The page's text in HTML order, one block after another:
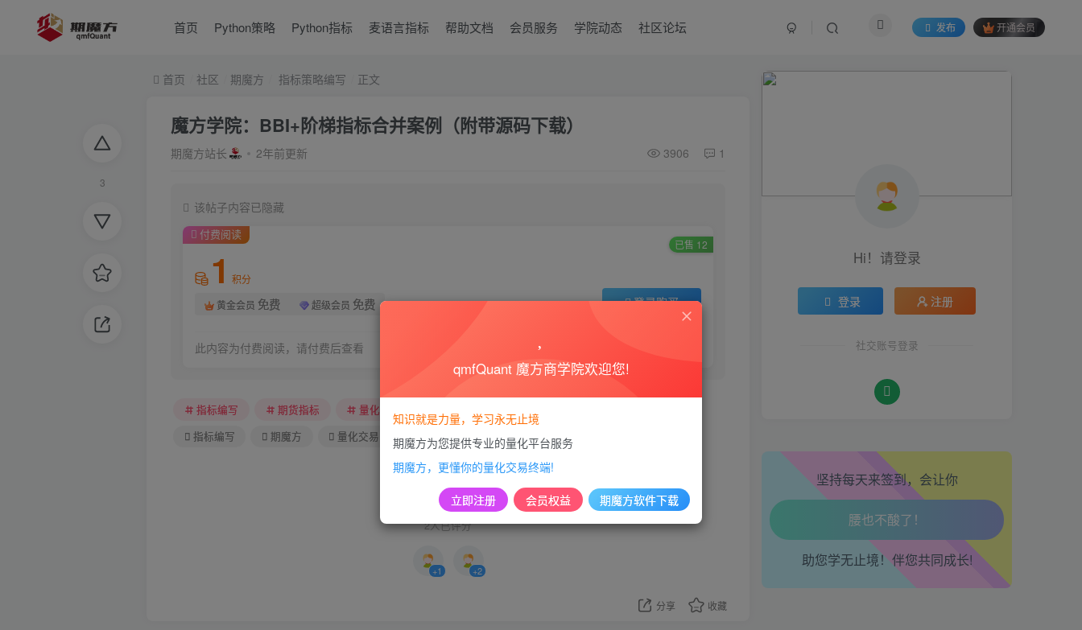
首页 Python策略 Python指标 麦语言指标 帮助文档 会员服务 学院动态 社区论坛 发布 开通会员
3
首页 社区 期魔方 指标策略编写 正文
魔方学院：BBI+阶梯指标合并案例（附带源码下载）
期魔方站长 2年前更新 3906 1
该帖子内容已隐藏
付费阅读
已售 12
1 积分
黄金会员 免费 超级会员 免费 登录购买
此内容为付费阅读，请付费后查看
指标编写 期货指标 量化交易
指标编写
期魔方 量化交易 量化交易指标 量化交易策略
3
2人已评分
+1 +2
分享 收藏
Hi！请登录
登录 注册
社交账号登录
坚持每天来签到，会让你
生活也美好了！
走路也有劲了！
腿也不痛了！
腰也不酸了！
交易也轻松了！
助您学无止境！伴您共同成长!
qmfQuant 魔方商学院欢迎您!
知识就是力量，学习永无止境
期魔方为您提供专业的量化平台服务
期魔方，更懂你的量化交易终端!
立即注册 会员权益 期魔方软件下载